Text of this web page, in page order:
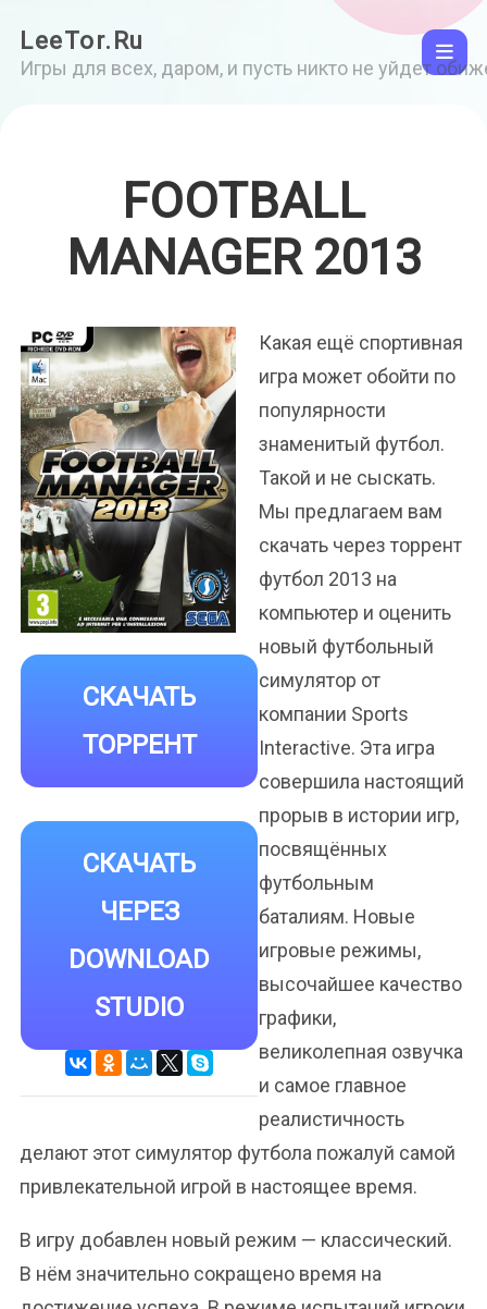
LeeTor.Ru
Игры для всех, даром, и пусть никто не уйдет
FOOTBALL
MANAGER 2013
СКАЧАТЬ
ТОРРЕНТ
СКАЧАТЬ
ЧЕРЕЗ
DOWNLOAD
STUDIO
Какая ещё спортивная
игра может обойти по
популярности
знаменитый футбол.
Такой и не сыскать.
Мы предлагаем вам
скачать через торрент
футбол 2013 на
компьютер и оценить
новый футбольный
симулятор от
компании Sports
Interactive. Эта игра
совершила настоящий
прорыв в истории игр,
посвящённых
футбольным
баталиям. Новые
игровые режимы,
высочайшее качество
графики,
великолепная озвучка
и самое главное
реалистичность
делают этот симулятор футбола пожалуй самой
привлекательной игрой в настоящее время.
В игру добавлен новый режим — классический.
В нём значительно сокращено время на